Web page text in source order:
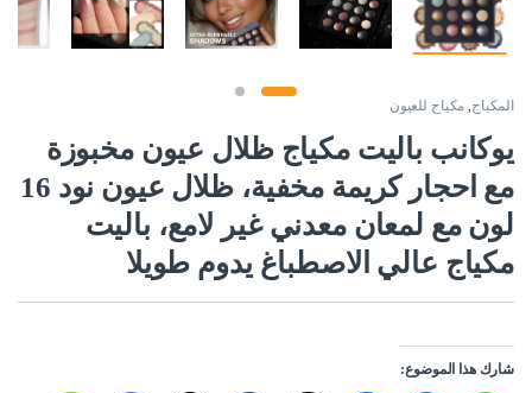
المكياج, مكياج للعيون
يوكانب باليت مكياج ظلال عيون مخبوزة
مع احجار كريمة مخفية، ظلال عيون نود 16
لون مع لمعان معدني غير لامع، باليت
مكياج عالي الاصطباغ يدوم طويلا
شارك هذا الموضوع: